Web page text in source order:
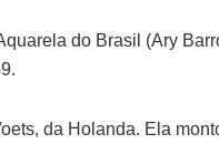
do Brasil (Ary
da Holanda. Ela